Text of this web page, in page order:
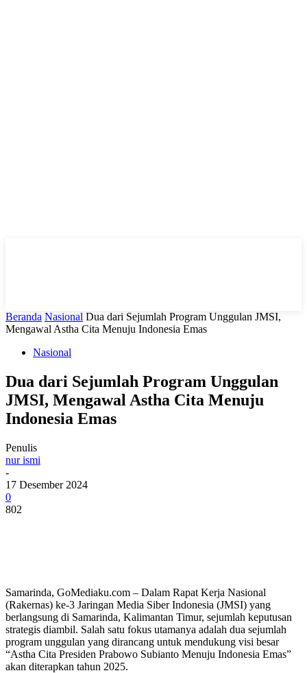
Beranda Nasional Dua dari Sejumlah Program Unggulan JMSI,
Mengawal Astha Cita Menuju Indonesia Emas
Nasional
Dua dari Sejumlah Program Unggulan
JMSI, Mengawal Astha Cita Menuju
Indonesia Emas
Penulis
nur ismi
-
17 Desember 2024
0
802
Samarinda, GoMediaku.com – Dalam Rapat Kerja Nasional
(Rakernas) ke-3 Jaringan Media Siber Indonesia (JMSI) yang
berlangsung di Samarinda, Kalimantan Timur, sejumlah keputusan
strategis diambil. Salah satu fokus utamanya adalah dua sejumlah
program unggulan yang dirancang untuk mendukung visi besar
“Astha Cita Presiden Prabowo Subianto Menuju Indonesia Emas”
akan diterapkan tahun 2025.